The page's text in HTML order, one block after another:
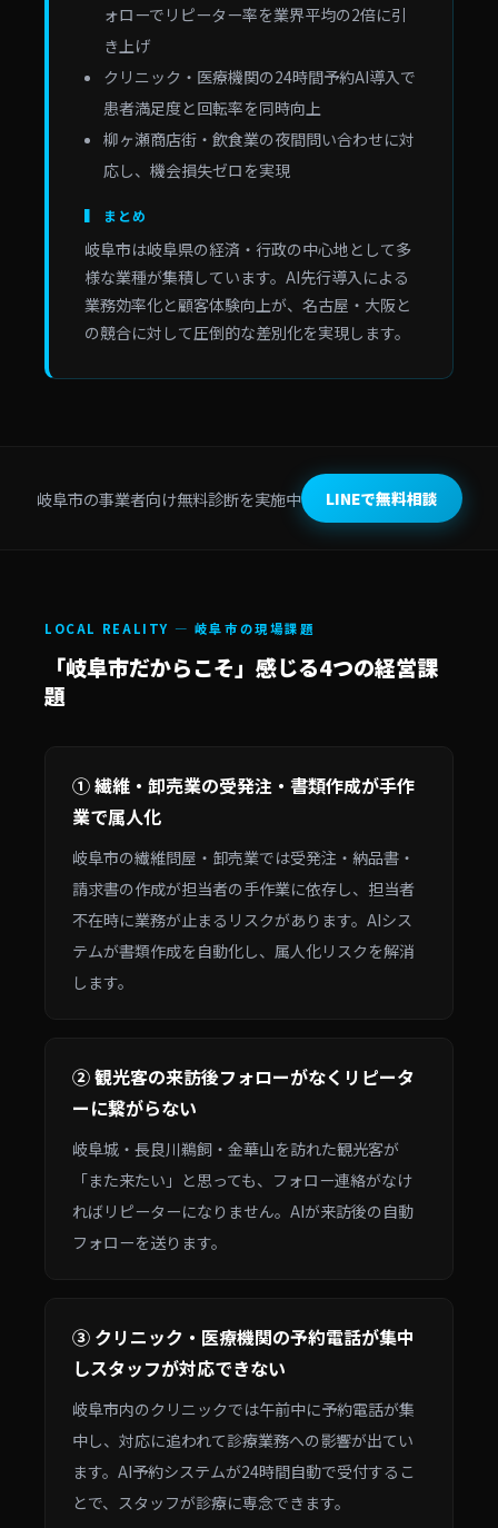
ォローでリピーター率を業界平均の2倍に引
き上げ
クリニック・医療機関の24時間予約AI導入で
患者満足度と回転率を同時向上
柳ヶ瀬商店街・飲食業の夜間問い合わせに対
応し、機会損失ゼロを実現
▍ まとめ
岐阜市は岐阜県の経済・行政の中心地として多
様な業種が集積しています。AI先行導入による
業務効率化と顧客体験向上が、名古屋・大阪と
の競合に対して圧倒的な差別化を実現します。
岐阜市の事業者向け無料診断を実施中 LINEで無料相談
LOCAL REALITY — 岐阜市の現場課題
「岐阜市だからこそ」感じる4つの経営課
題
① 繊維・卸売業の受発注・書類作成が手作
業で属人化
岐阜市の繊維問屋・卸売業では受発注・納品書・
請求書の作成が担当者の手作業に依存し、担当者
不在時に業務が止まるリスクがあります。AIシス
テムが書類作成を自動化し、属人化リスクを解消
します。
② 観光客の来訪後フォローがなくリピータ
ーに繋がらない
岐阜城・長良川鵜飼・金華山を訪れた観光客が
「また来たい」と思っても、フォロー連絡がなけ
ればリピーターになりません。AIが来訪後の自動
フォローを送ります。
③ クリニック・医療機関の予約電話が集中
しスタッフが対応できない
岐阜市内のクリニックでは午前中に予約電話が集
中し、対応に追われて診療業務への影響が出てい
ます。AI予約システムが24時間自動で受付するこ
とで、スタッフが診療に専念できます。